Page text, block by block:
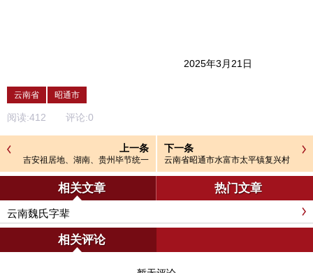
2025年3月21日
云南省 昭通市
阅读:412 评论:0
上一条
吉安祖居地、湖南、贵州毕节统一
字辈
下一条
云南省昭通市水富市太平镇复兴村
魏家沟字辈
相关文章 热门文章
云南魏氏字辈
相关评论